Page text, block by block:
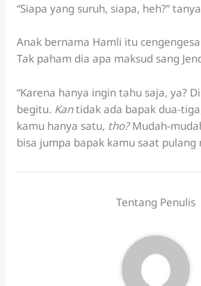
“Siapa yang suruh, siapa, heh?”
Anak bernama Hamli itu
Tak paham dia apa maksud sang
“Karena hanya ingin tahu saja, ya?
begitu. Kantidak ada bapak dua-
kamu hanya satu, tho?Mudah-
bisa jumpa bapak kamu saat pulang
Tentang Penulis